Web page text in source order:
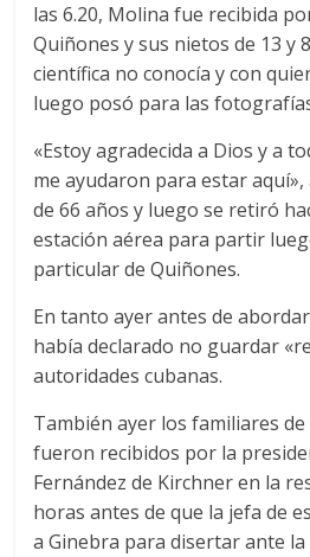
las 6.20, Molina fue recibida
Quiñones y sus nietos de 13 y
científica no conocía y con
luego posó para las
«Estoy agradecida a Dios y a
me ayudaron para estar aquí»,
de 66 años y luego se retiró
estación aérea para partir
particular de Quiñones.
En tanto ayer antes de
había declarado no guardar
autoridades cubanas.
También ayer los familiares de
fueron recibidos por la
Fernández de Kirchner en la
horas antes de que la jefa de
a Ginebra para disertar ante